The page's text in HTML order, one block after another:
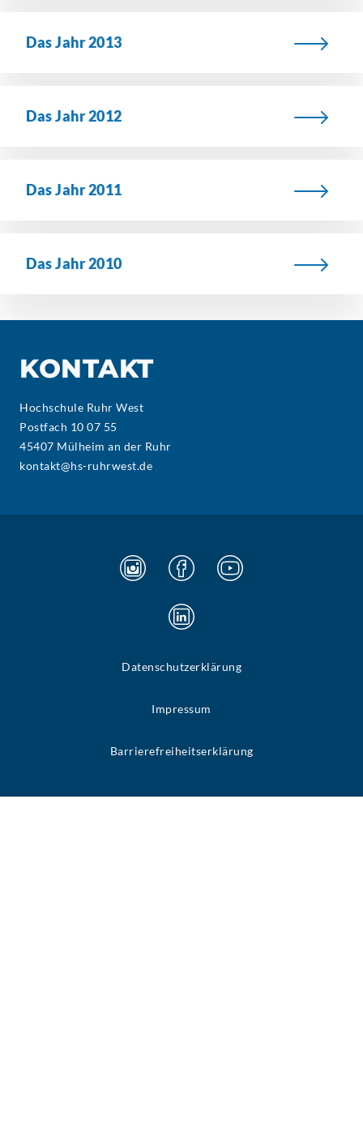
Das Jahr 2013
Das Jahr 2012
Das Jahr 2011
Das Jahr 2010
KONTAKT
Hochschule Ruhr West
Postfach 10 07 55
45407 Mülheim an der Ruhr
kontakt@hs-ruhrwest.de
Datenschutzerklärung
Impressum
Barrierefreiheitserklärung